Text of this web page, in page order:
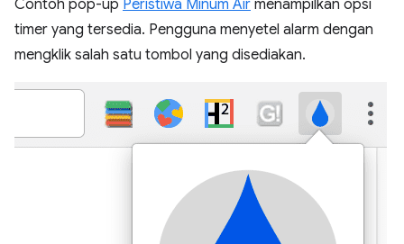
Contoh pop-up Peristiwa Minum Air menampilkan opsi
timer yang tersedia. Pengguna menyetel alarm dengan
mengklik salah satu tombol yang disediakan.